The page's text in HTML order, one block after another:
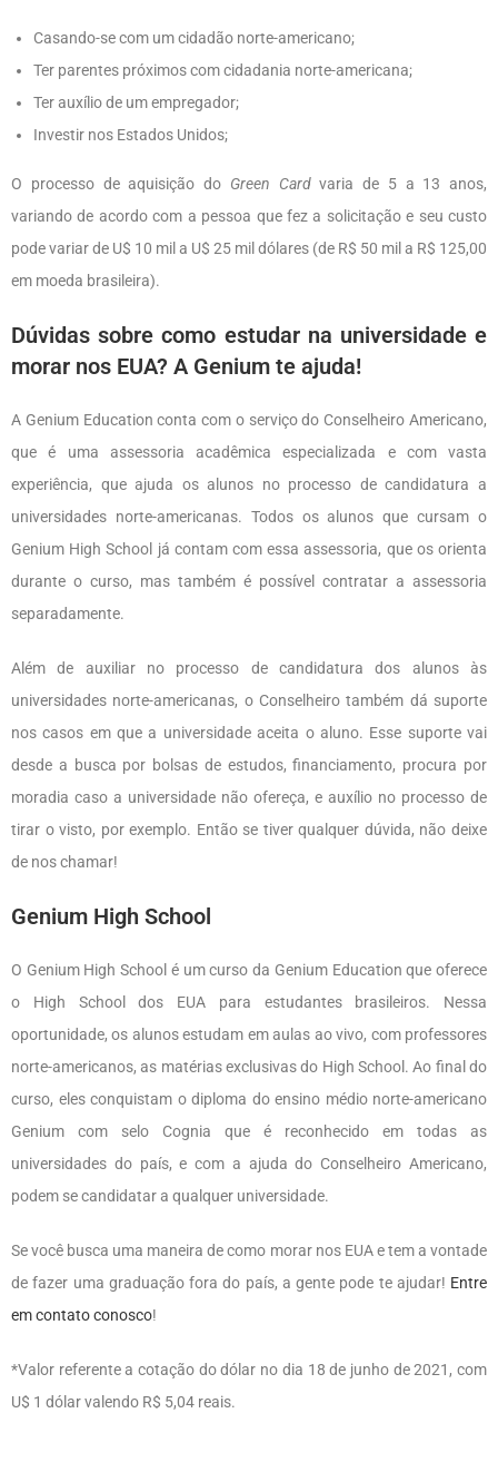
Casando-se com um cidadão norte-americano;
Ter parentes próximos com cidadania norte-americana;
Ter auxílio de um empregador;
Investir nos Estados Unidos;
O processo de aquisição do Green Cardvaria de 5 a 13 anos,
variando de acordo com a pessoa que fez a solicitação e seu custo
pode variar de U$ 10 mil a U$ 25 mil dólares (de R$ 50 mil a R$ 125,00
em moeda brasileira).
Dúvidas sobre como estudar na universidade e
morar nos EUA? A Genium te ajuda!
A Genium Education conta com o serviço do Conselheiro Americano,
que é uma assessoria acadêmica especializada e com vasta
experiência, que ajuda os alunos no processo de candidatura a
universidades norte-americanas. Todos os alunos que cursam o
Genium High School já contam com essa assessoria, que os orienta
durante o curso, mas também é possível contratar a assessoria
separadamente.
Além de auxiliar no processo de candidatura dos alunos às
universidades norte-americanas, o Conselheiro também dá suporte
nos casos em que a universidade aceita o aluno. Esse suporte vai
desde a busca por bolsas de estudos, financiamento, procura por
moradia caso a universidade não ofereça, e auxílio no processo de
tirar o visto, por exemplo. Então se tiver qualquer dúvida, não deixe
de nos chamar!
Genium High School
O Genium High School é um curso da Genium Education que oferece
o High School dos EUA para estudantes brasileiros. Nessa
oportunidade, os alunos estudam em aulas ao vivo, com professores
norte-americanos, as matérias exclusivas do High School. Ao final do
curso, eles conquistam o diploma do ensino médio norte-americano
Genium com selo Cognia que é reconhecido em todas as
universidades do país, e com a ajuda do Conselheiro Americano,
podem se candidatar a qualquer universidade.
Se você busca uma maneira de como morar nos EUA e tem a vontade
de fazer uma graduação fora do país, a gente pode te ajudar! Entre
em contato conosco!
*Valor referente a cotação do dólar no dia 18 de junho de 2021, com
U$ 1 dólar valendo R$ 5,04 reais.